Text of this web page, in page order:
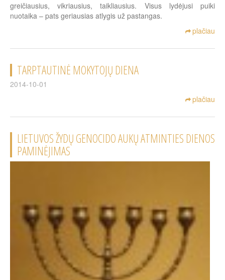
greičiausius, vikriausius, taikliausius. Visus lydėjusi puiki
nuotaika – pats geriausias atlygis už pastangas.
plačiau
TARPTAUTINĖ MOKYTOJŲ DIENA
2014-10-01
plačiau
LIETUVOS ŽYDŲ GENOCIDO AUKŲ ATMINTIES DIENOS
PAMINĖJIMAS